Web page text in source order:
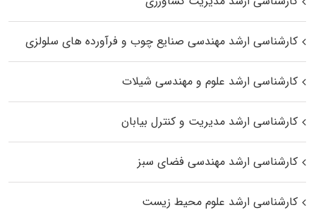
کارشناسی ارشد مهندسی صنایع چوب و فرآورده‌ های سلولزی
کارشناسی ارشد علوم و مهندسی شیلات
کارشناسی ارشد مدیریت و کنترل بیابان
کارشناسی ارشد مهندسی فضای سبز
کارشناسی ارشد علوم محیط‌ زیست